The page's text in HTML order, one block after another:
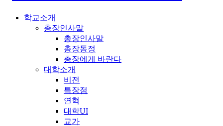
학교소개
총장인사말
총장인사말
총장동정
총장에게 바란다
대학소개
비전
특장점
연혁
대학UI
교가